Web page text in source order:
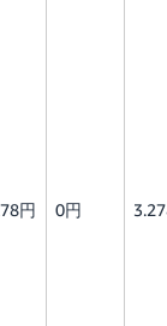
円 0円